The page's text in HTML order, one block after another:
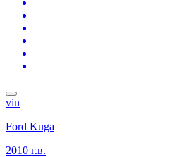
vin
Ford Kuga
2010 г.в.